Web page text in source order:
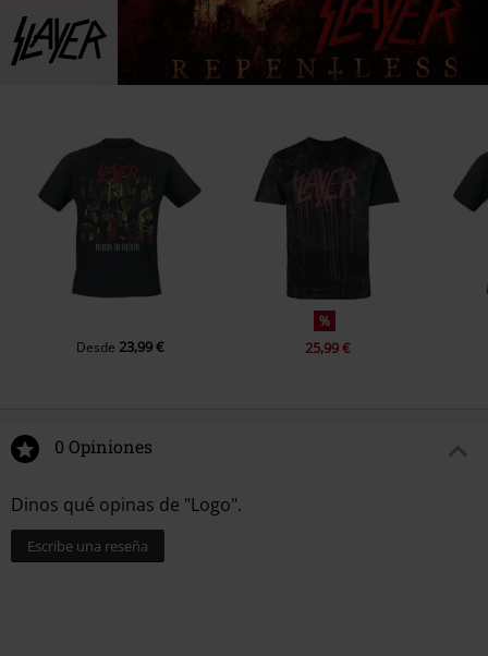
Desde 23,99 €
%
25,99 €
0 Opiniones
Dinos qué opinas de "Logo".
Escribe una reseña